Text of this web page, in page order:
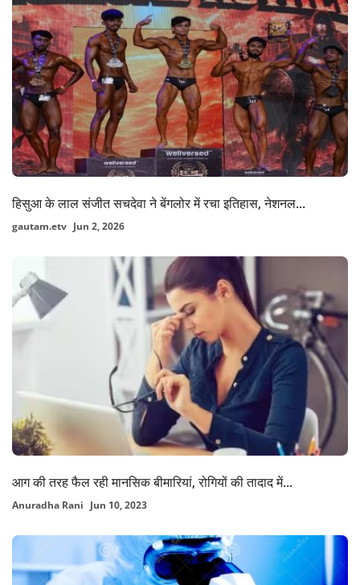
हिसुआ के लाल संजीत सचदेवा ने बेंगलोर में रचा इतिहास, नेशनल...
gautam.etv Jun 2, 2026
आग की तरह फैल रही मानसिक बीमारियां, रोगियों की तादाद में...
Anuradha Rani Jun 10, 2023